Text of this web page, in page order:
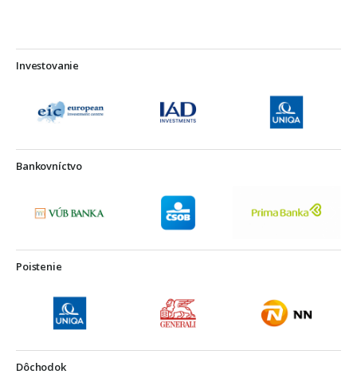
Investovanie
Bankovníctvo
Poistenie
Dôchodok